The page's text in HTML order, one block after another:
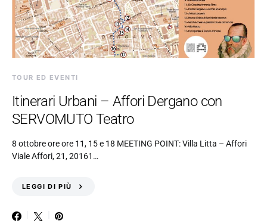
TOUR ED EVENTI
Itinerari Urbani – Affori Dergano con
SERVOMUTO Teatro
8 ottobre ore ore 11, 15 e 18 MEETING POINT: Villa Litta – Affori
Viale Affori, 21, 20161…
LEGGI DI PIÙ